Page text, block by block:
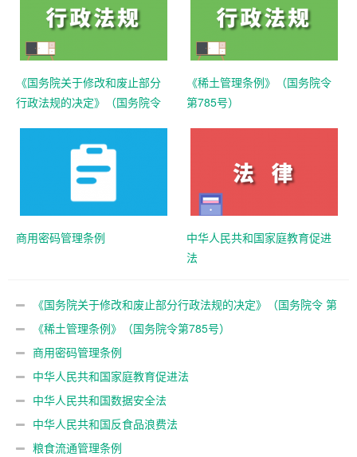
《国务院关于修改和废止部分
行政法规的决定》（国务院令
《稀土管理条例》（国务院令
第785号）
商用密码管理条例
中华人民共和国家庭教育促进
法
《国务院关于修改和废止部分行政法规的决定》（国务院令 第
797号）《稀土管理条例》（国务院令第785号）
商用密码管理条例
中华人民共和国家庭教育促进法
中华人民共和国数据安全法
中华人民共和国反食品浪费法
粮食流通管理条例